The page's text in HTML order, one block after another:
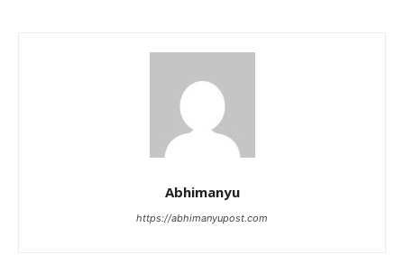
Abhimanyu
https://abhimanyupost.com